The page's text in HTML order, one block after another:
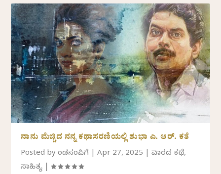
ನಾನು ಮೆಚ್ಚಿದ ನನ್ನ ಕಥಾಸರಣಿಯಲ್ಲಿ ಶುಭಾ ಎ. ಆರ್. ಕತೆ
Posted byಕೆಂಡಸಂಪಿಗೆ |Apr 27, 2025 |ವಾರದ ಕಥೆ,
ಸಾಹಿತ್ಯ |